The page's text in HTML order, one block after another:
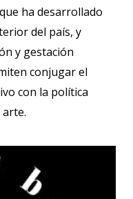
ha desarrollado
del país, y
y gestación
conjugar el
con la política